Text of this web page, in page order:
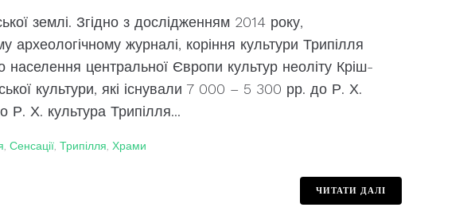
землі. Згідно з дослідженням 2014 року,
археологічному журналі, коріння культури Трипілля
населення центральної Європи культур неоліту Кріш-
культури, які існували 7 000 – 5 300 рр. до Р. Х.
Р. Х. культура Трипілля...
Сенсації, Трипілля Храми
ЧИТАТИ ДАЛІ